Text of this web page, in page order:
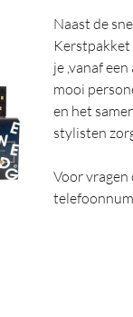
Naast de
je ,vanaf
mooi
en het
stylisten
Voor